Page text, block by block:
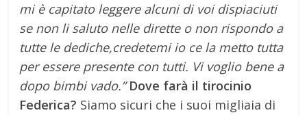
mi è capitato leggere alcuni di voi dispiaciuti
se non li saluto nelle dirette o non rispondo a
tutte le dediche,credetemi io ce la metto tutta
per essere presente con tutti. Vi voglio bene a
dopo bimbi vado.” Dove farà il tirocinio
Federica? Siamo sicuri che i suoi migliaia di